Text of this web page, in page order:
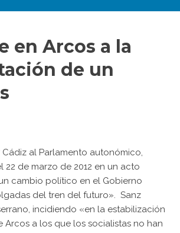
en Arcos a la
de un
al Parlamento autonómico,
22 de marzo de 2012 en un acto
cambio político en el Gobierno
del tren del futuro». Sanz
incidiendo «en la estabilización
a los que los socialistas no han